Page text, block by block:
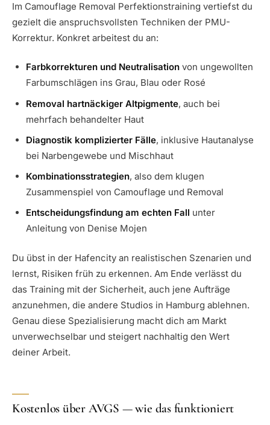
Im Camouflage Removal Perfektionstraining vertiefst du
gezielt die anspruchsvollsten Techniken der PMU-
Korrektur. Konkret arbeitest du an:
Farbkorrekturen und Neutralisationvon ungewollten
Farbumschlägen ins Grau, Blau oder Rosé
Removal hartnäckiger Altpigmente, auch bei
mehrfach behandelter Haut
Diagnostik komplizierter Fälle, inklusive Hautanalyse
bei Narbengewebe und Mischhaut
Kombinationsstrategien, also dem klugen
Zusammenspiel von Camouflage und Removal
Entscheidungsfindung am echten Fall unter
Anleitung von Denise Mojen
Du übst in der Hafencity an realistischen Szenarien und
lernst, Risiken früh zu erkennen. Am Ende verlässt du
das Training mit der Sicherheit, auch jene Aufträge
anzunehmen, die andere Studios in Hamburg ablehnen.
Genau diese Spezialisierung macht dich am Markt
unverwechselbar und steigert nachhaltig den Wert
deiner Arbeit.
Kostenlos über AVGS — wie das funktioniert